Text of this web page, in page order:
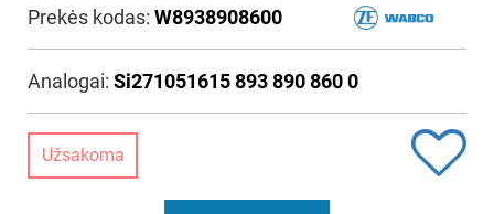
Prekės kodas: W8938908600
Analogai: Si271051615 893 890 860 0
Užsakoma